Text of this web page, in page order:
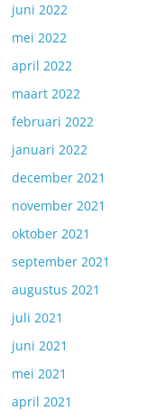
juni 2022
mei 2022
april 2022
maart 2022
februari 2022
januari 2022
december 2021
november 2021
oktober 2021
september 2021
augustus 2021
juli 2021
juni 2021
mei 2021
april 2021